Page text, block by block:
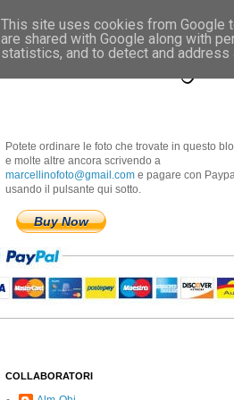
Marcellino
Potete ordinare le foto che trovate in questo
e molte altre ancora scrivendo a
marcellinofoto@gmail.com e pagare con
usando il pulsante qui sotto.
Buy Now
COLLABORATORI
This site uses cookies from Google
are shared with Google along with
statistics, and to detect and address